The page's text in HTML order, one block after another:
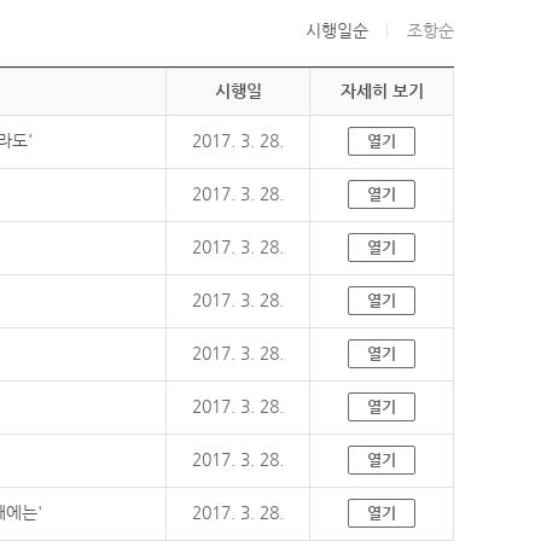
시행일순 조항순
시행일 자세히 보기
도' 2017. 3. 28. 열기
2017. 3. 28. 열기
2017. 3. 28. 열기
2017. 3. 28. 열기
2017. 3. 28. 열기
2017. 3. 28. 열기
2017. 3. 28. 열기
에는' 2017. 3. 28. 열기